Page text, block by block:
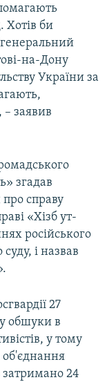
Хотів би
на-Дону
України за
– заявив
згадав
справу
«Хізб ут-
російського
і назвав
27
обшуки в
у тому
об'єднання
затримано 24